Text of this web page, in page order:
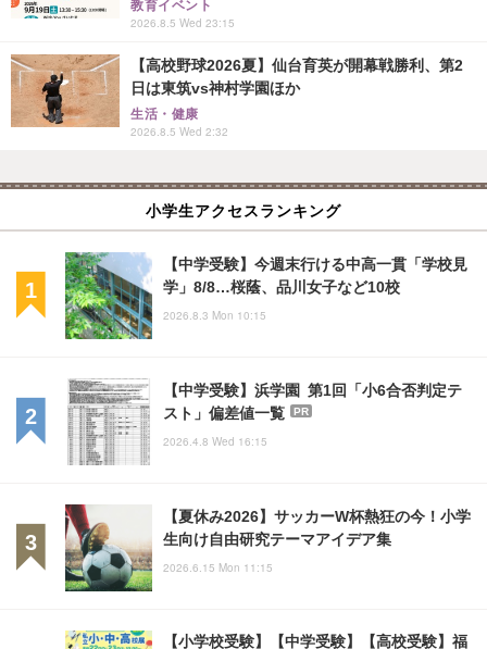
教育イベント
2026.8.5 Wed 23:15
【高校野球2026夏】仙台育英が開幕戦勝利、第2
日は東筑vs神村学園ほか
生活・健康
2026.8.5 Wed 2:32
小学生アクセスランキング
【中学受験】今週末行ける中高一貫「学校見
学」8/8…桜蔭、品川女子など10校
2026.8.3 Mon 10:15
【中学受験】浜学園 第1回「小6合否判定テ
スト」偏差値一覧
PR
2026.4.8 Wed 16:15
【夏休み2026】サッカーW杯熱狂の今！小学
生向け自由研究テーマアイデア集
2026.6.15 Mon 11:15
【小学校受験】【中学受験】【高校受験】福